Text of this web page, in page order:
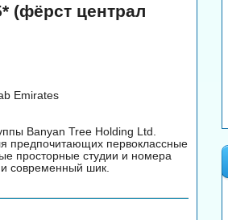
(фёрст централ
Emirates
Banyan Tree Holding Ltd.
предпочитающих первоклассные
просторные студии и номера
современный шик.